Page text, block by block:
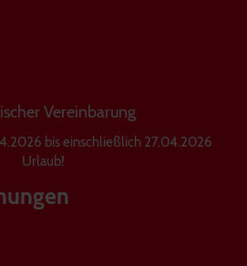
Vereinbarung
bis einschließlich 27.04.2026
Urlaub!